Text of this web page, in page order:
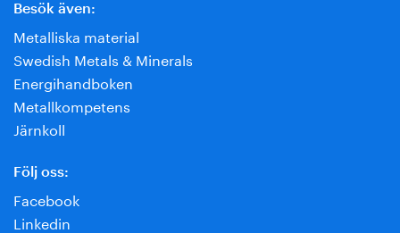
Besök även:
Metalliska material
Swedish Metals & Minerals
Energihandboken
Metallkompetens
Järnkoll
Följ oss:
Facebook
Linkedin